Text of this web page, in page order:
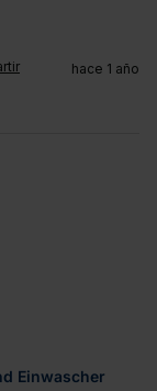
hace 1 año
Einwascher